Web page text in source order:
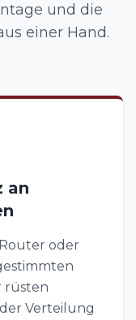
und die
einer Hand.
an
oder
rüsten
Verteilung